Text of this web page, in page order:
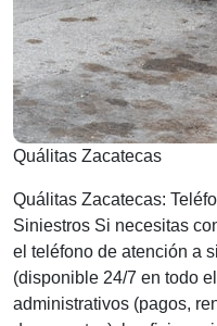
Quálitas Zacatecas
Quálitas Zacatecas:
Siniestros Si necesitas
el teléfono de atención a
(disponible 24/7 en todo
administrativos (pagos,